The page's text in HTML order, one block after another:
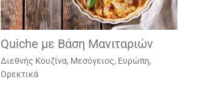
Quiche με Βάση Μανιταριών
Διεθνής Κουζίνα, Μεσόγειος, Ευρώπη,
Ορεκτικά